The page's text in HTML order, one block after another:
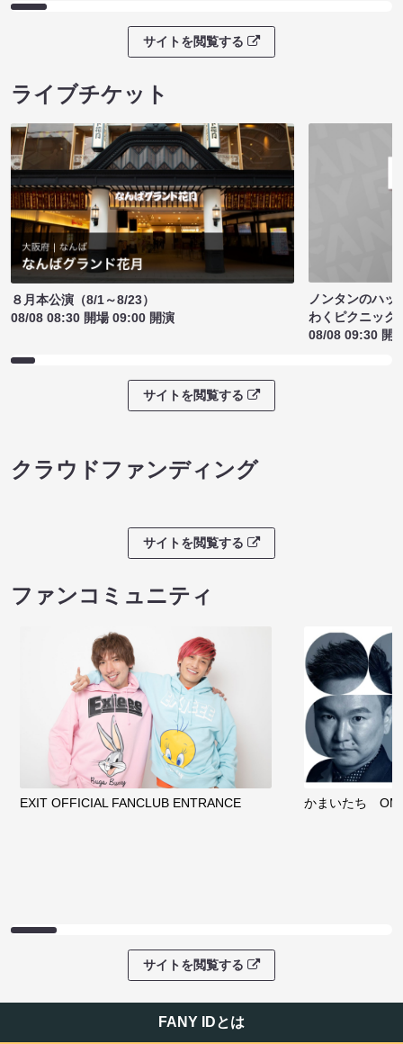
サイトを閲覧する
ライブチケット
８月本公演（8/1～8/23）
08/08 08:30 開場 09:00 開演
ノンタンのハッ
わくピクニック
08/08 09:30 開
サイトを閲覧する
クラウドファンディング
サイトを閲覧する
ファンコミュニティ
EXIT OFFICIAL FANCLUB ENTRANCE かまいたち
サイトを閲覧する
FANY IDとは